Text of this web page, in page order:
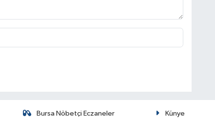
Bursa Nöbetçi Eczaneler
Künye